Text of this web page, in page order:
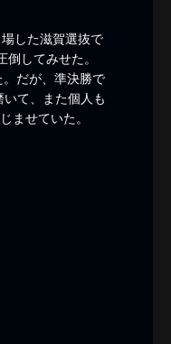
した滋賀選抜で
してみせた。
だが、準決勝で
て、また個人も
ませていた。